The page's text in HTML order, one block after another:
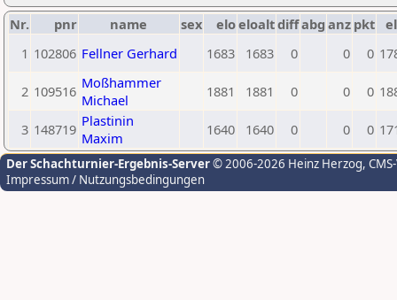
Nr. pnr name sex eloeloaltdiffabg anz pkt
1 102806 Fellner Gerhard 1683 1683 0 0 0
2 109516 Moßhammer
Michael
1881 1881 0 0 0
3 148719 Plastinin
Maxim
1640 1640 0 0 0
Der Schachturnier-Ergebnis-Server© 2006-2026 Heinz Herzog,
Impressum / Nutzungsbedingungen